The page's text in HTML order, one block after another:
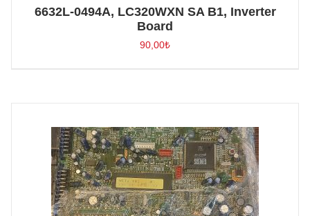
6632L-0494A, LC320WXN SA B1, Inverter
Board
90,00₺